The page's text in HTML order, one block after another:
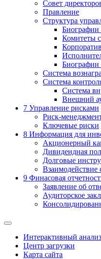
Совет
Правление
Структура
Биографии
Комитеты
Биографии
Система
Система
Система
Внешний
7 Управление рисками
Риск-
Ключевые риски
8 Информация для
Акционерный
Дивидендная
Долговые
Взаимодействие
9 Финасовая
Заявление об
Аудиторское
Интерактивный анализ
Центр загрузки
Карта сайта